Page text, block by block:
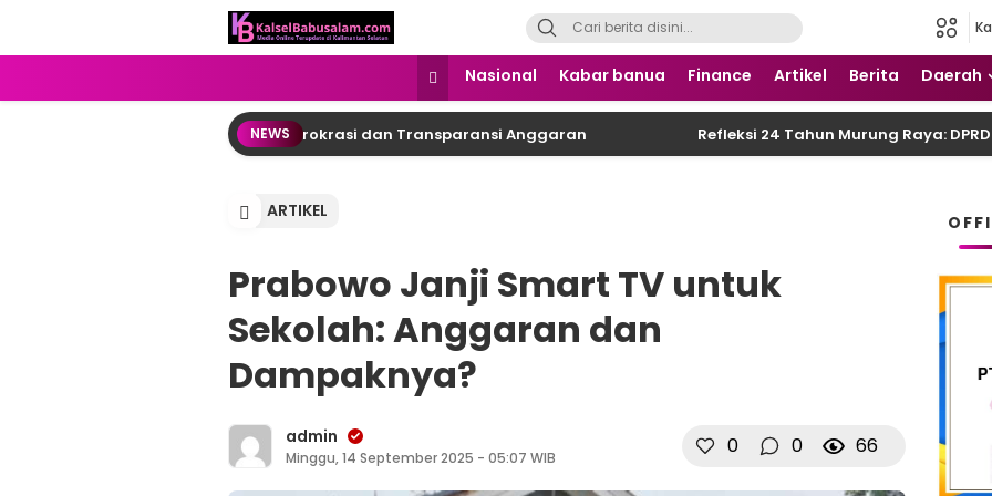
Menyuarakan Kalsel, Menginspirasi Nusantara
Nasional Kabar banua Finance Artikel Berita Daerah
NEWS
DPRD Desak Reformasi Birokrasi dan Transparansi Anggaran Refleksi 24 Tahun Murung Raya: DPRD
ARTIKEL
Prabowo Janji Smart TV untuk
Sekolah: Anggaran dan
Dampaknya?
admin
Minggu, 14 September 2025 - 05:07 WIB 0 0 66